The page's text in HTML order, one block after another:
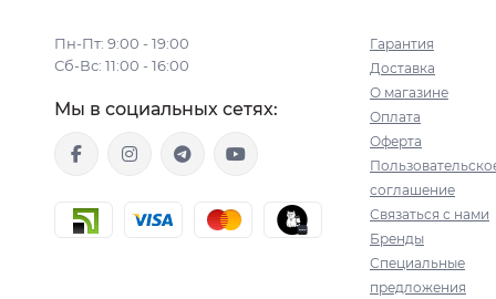
Пн-Пт: 9:00 - 19:00
Сб-Вс: 11:00 - 16:00
Мы в социальных сетях:
Гарантия
Доставка
О магазине
Оплата
Оферта
соглашение
Связаться с нами
Бренды
Специальные
предложения